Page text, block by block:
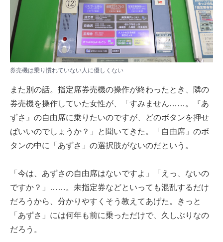
券売機は乗り慣れていない人に優しくない
また別の話。指定席券売機の操作が終わったとき、隣の
券売機を操作していた女性が、「すみません……。『あ
ずさ』の自由席に乗りたいのですが、どのボタンを押せ
ばいいのでしょうか？」と聞いてきた。「自由席」のボ
タンの中に「あずさ」の選択肢がないのだという。
「今は、あずさの自由席はないですよ」「えっ、ないの
ですか？」……。未指定券などといっても混乱するだけ
だろうから、分かりやすくそう教えてあげた。きっと
「あずさ」には何年も前に乗っただけで、久しぶりなの
だろう。